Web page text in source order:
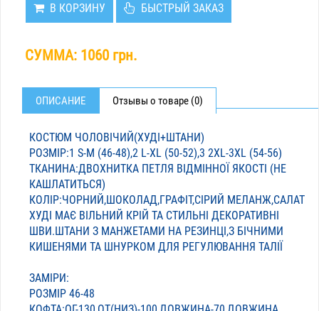
В КОРЗИНУ БЫСТРЫЙ ЗАКАЗ
СУММА: 1060 грн.
ОПИСАНИЕ Отзывы о товаре (0)
КОСТЮМ ЧОЛОВІЧИЙ(ХУДІ+ШТАНИ)
РОЗМІР:1 S-M (46-48),2 L-XL (50-52),3 2XL-3XL (54-56)
ТКАНИНА:ДВОХНИТКА ПЕТЛЯ ВІДМІННОЇ ЯКОСТІ (НЕ
КАШЛАТИТЬСЯ)
КОЛІР:ЧОРНИЙ,ШОКОЛАД,ГРАФІТ,СІРИЙ МЕЛАНЖ,САЛАТ
ХУДІ МАЄ ВІЛЬНИЙ КРІЙ ТА СТИЛЬНІ ДЕКОРАТИВНІ
ШВИ.ШТАНИ З МАНЖЕТАМИ НА РЕЗИНЦІ,З БІЧНИМИ
КИШЕНЯМИ ТА ШНУРКОМ ДЛЯ РЕГУЛЮВАННЯ ТАЛІЇ
ЗАМІРИ:
РОЗМІР 46-48